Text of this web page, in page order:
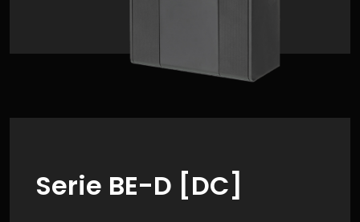
Serie BE-D [DC]